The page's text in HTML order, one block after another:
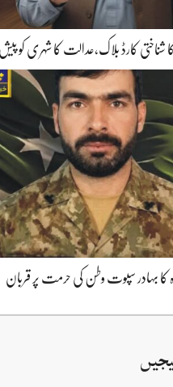
شناختی کارڈ بلاک،عدالت کا شہری کو
کا بہادر سپوت وطن کی حرمت پر قربان